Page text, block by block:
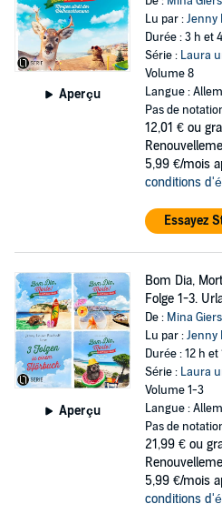
Aperçu
Lu par :Jenny
Durée : 3 h et
Série : Laura
Volume 8
Langue :
Pas de
12,01 € ou
5,99 €/mois
conditions
Essayez
Aperçu
Bom Dia,
Folge 1-3.
De : Mina Giers
Lu par :Jenny
Durée : 12 h et
Série : Laura
Volume 1-3
Langue :
Pas de
21,99 € ou
5,99 €/mois
conditions